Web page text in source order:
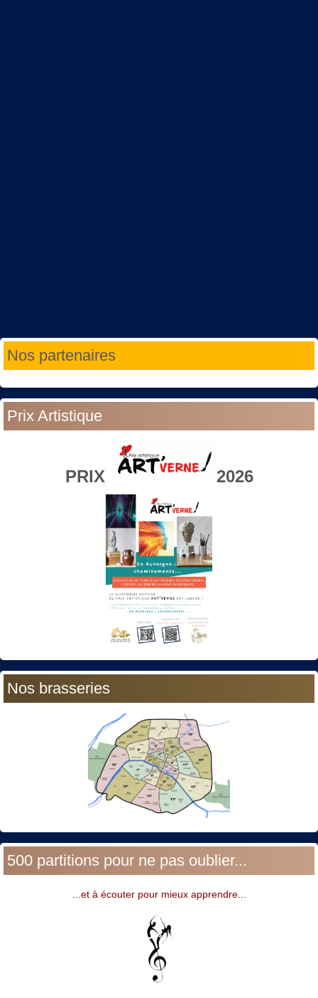
Nos partenaires
Prix Artistique
PRIX 2026
Nos brasseries
500 partitions pour ne pas oublier...
...et à écouter pour mieux apprendre...
Année
précédente
Mois
précédent
Année
suivante
Mois
suivant